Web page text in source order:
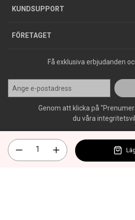
KUNDSUPPORT
Varumärken
FÖRETAGET
Jobba hos oss
Press
Få exklusiva erbjudanden
Genom att klicka på
du våra